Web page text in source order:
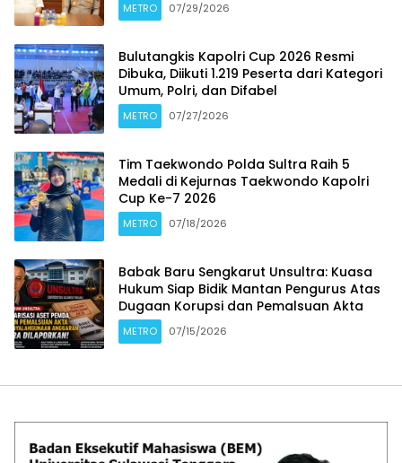
METRO 07/29/2026
Bulutangkis Kapolri Cup 2026 Resmi
Dibuka, Diikuti 1.219 Peserta dari Kategori
Umum, Polri, dan Difabel
METRO 07/27/2026
Tim Taekwondo Polda Sultra Raih 5
Medali di Kejurnas Taekwondo Kapolri
Cup Ke-7 2026
METRO 07/18/2026
Babak Baru Sengkarut Unsultra: Kuasa
Hukum Siap Bidik Mantan Pengurus Atas
Dugaan Korupsi dan Pemalsuan Akta
METRO 07/15/2026